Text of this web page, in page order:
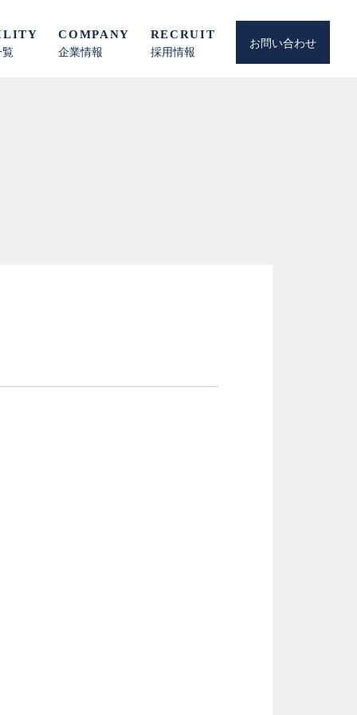
覧 企業情報
COMPANY
採用情報
RECRUIT
お問い合わせ